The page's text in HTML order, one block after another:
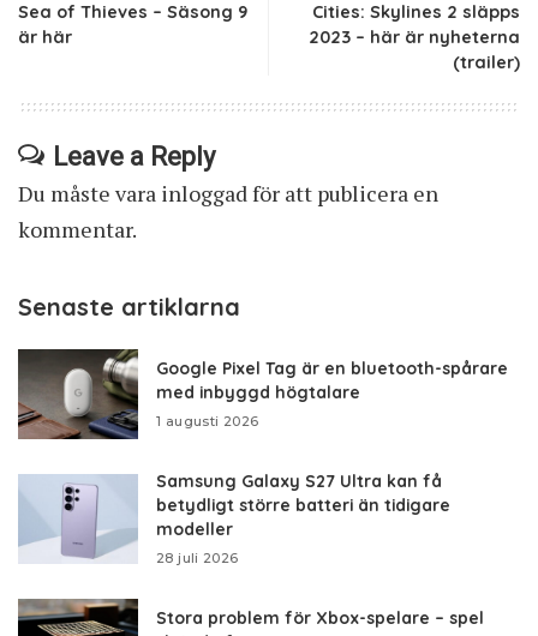
Sea of Thieves – Säsong 9
är här
Cities: Skylines 2 släpps
2023 – här är nyheterna
(trailer)
Leave a Reply
Du måste vara inloggadför att publicera en
kommentar.
Senaste artiklarna
Google Pixel Tag är en bluetooth-spårare
med inbyggd högtalare
1 augusti 2026
Samsung Galaxy S27 Ultra kan få
betydligt större batteri än tidigare
modeller
28 juli 2026
Stora problem för Xbox-spelare – spel